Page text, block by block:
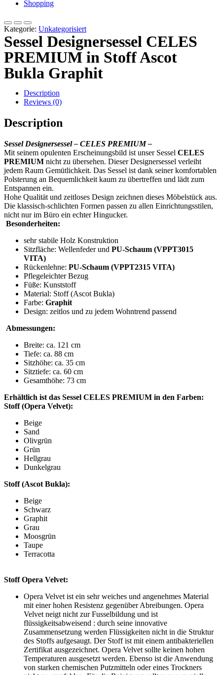
Shopping
Kategorie: Unkategorisiert
Sessel Designersessel CELES
PREMIUM in Stoff Ascot
Bukla Graphit
Description
Reviews (0)
Description
Sessel Designersessel – CELES PREMIUM –
Mit seinem opulenten Erscheinungsbild ist unser Sessel CELES
PREMIUM nicht zu übersehen. Dieser Designersessel verleiht
jedem Raum Gemütlichkeit. Das Sessel ist dank seiner komfortablen
Polsterung an Bequemlichkeit kaum zu übertreffen und lädt zum
Entspannen ein.
Hohe Qualität und zeitloses Design zeichnen dieses Möbelstück aus.
Die klassisch-schlichten Formen passen zu allen Einrichtungsstilen,
nicht nur im Büro ein echter Hingucker.
Besonderheiten:
sehr stabile Holz Konstruktion
Sitzfläche: Wellenfeder und PU-Schaum (VPPT3015
VITA)
Rückenlehne: PU-Schaum (VPPT2315 VITA)
Pflegeleichter Bezug
Füße: Kunststoff
Material: Stoff (Ascot Bukla)
Farbe: Graphit
Design: zeitlos und zu jedem Wohntrend passend
Abmessungen:
Breite: ca. 121 cm
Tiefe: ca. 88 cm
Sitzhöhe: ca. 35 cm
Sitztiefe: ca. 60 cm
Gesamthöhe: 73 cm
Erhältlich ist das Sessel CELES PREMIUM in den Farben:
Stoff (Opera Velvet):
Beige
Sand
Olivgrün
Grün
Hellgrau
Dunkelgrau
Stoff (Ascot Bukla):
Beige
Schwarz
Graphit
Grau
Moosgrün
Taupe
Terracotta
Stoff Opera Velvet:
Opera Velvet ist ein sehr weiches und angenehmes Material
mit einer hohen Resistenz gegenüber Abreibungen. Opera
Velvet neigt nicht zur Fusselbildung und ist
flüssigkeitsabweisend : durch seine innovative
Zusammensetzung werden Flüssigkeiten nicht in die Struktur
des Stoffs aufgesaugt. Der Stoff ist mit einem antibakteriellen
Zertifikat ausgezeichnet. Opera Velvet sollte keinen hohen
Temperaturen ausgesetzt werden. Ebenso ist die Anwendung
von starken chemischen Putzmitteln oder eines Trockners